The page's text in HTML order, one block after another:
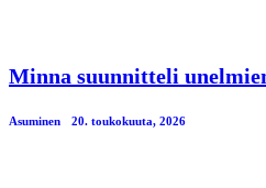
Minna suunnitteli
Asuminen 20. toukokuuta, 2026